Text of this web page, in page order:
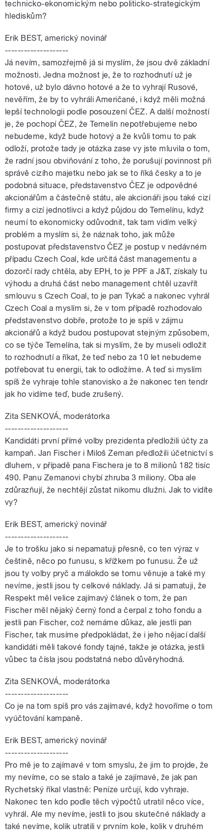
technicko-ekonomickým nebo politicko-strategickým
hlediskům?
Erik BEST, americký novinář
--------------------
Já nevím, samozřejmě já si myslím, že jsou dvě základní
možnosti. Jedna možnost je, že to rozhodnutí už je
hotové, už bylo dávno hotové a že to vyhrají Rusové,
nevěřím, že by to vyhráli Američané, i když měli možná
lepší technologii podle posouzení ČEZ. A další možností
je, že pochopí ČEZ, že Temelín nepotřebujeme nebo
nebudeme, když bude hotový a že kvůli tomu to pak
odloží, protože tady je otázka zase vy jste mluvila o tom,
že radní jsou obviňování z toho, že porušují povinnost při
správě cizího majetku nebo jak se to říká česky a to je
podobná situace, představenstvo ČEZ je odpovědné
akcionářům a částečně státu, ale akcionáři jsou také cizí
firmy a cizí jednotlivci a když půjdou do Temelínu, když
neumí to ekonomicky odůvodnit, tak tam vidím velký
problém a myslím si, že náznak toho, jak může
postupovat představenstvo ČEZ je postup v nedávném
případu Czech Coal, kde určitá část managementu a
dozorčí rady chtěla, aby EPH, to je PPF a J&T, získaly tu
výhodu a druhá část nebo management chtěl uzavřít
smlouvu s Czech Coal, to je pan Tykač a nakonec vyhrál
Czech Coal a myslím si, že v tom případě rozhodovalo
představenstvo dobře, protože to je spíš v zájmu
akcionářů a když budou postupovat stejným způsobem,
co se týče Temelína, tak si myslím, že by museli odložit
to rozhodnutí a říkat, že teď nebo za 10 let nebudeme
potřebovat tu energii, tak to odložíme. A teď si myslím
spíš že vyhraje tohle stanovisko a že nakonec ten tendr
jak ho vidíme teď, bude zrušený.
Zita SENKOVÁ, moderátorka
--------------------
Kandidáti první přímé volby prezidenta předložili účty za
kampaň. Jan Fischer i Miloš Zeman předložili účetnictví s
dluhem, v případě pana Fischera je to 8 milionů 182 tisíc
490. Panu Zemanovi chybí zhruba 3 miliony. Oba ale
zdůrazňují, že nechtějí zůstat nikomu dlužni. Jak to vidíte
vy?
Erik BEST, americký novinář
--------------------
Je to trošku jako si nepamatuji přesně, co ten výraz v
češtině, něco po funusu, s křížkem po funusu. Že už
jsou ty volby pryč a málokdo se tomu věnuje a také my
nevíme, jestli jsou ty celkové náklady. Já si pamatuji, že
Respekt měl velice zajímavý článek o tom, že pan
Fischer měl nějaký černý fond a čerpal z toho fondu a
jestli pan Fischer, což nemáme důkaz, ale jestli pan
Fischer, tak musíme předpokládat, že i jeho nějací další
kandidáti měli takové fondy tajné, takže je otázka, jestli
vůbec ta čísla jsou podstatná nebo důvěryhodná.
Zita SENKOVÁ, moderátorka
--------------------
Co je na tom spíš pro vás zajímavé, když hovoříme o tom
vyúčtování kampaně.
Erik BEST, americký novinář
--------------------
Pro mě je to zajímavé v tom smyslu, že jim to projde, že
my nevíme, co se stalo a také je zajímavé, že jak pan
Rychetský říkal vlastně: Peníze určují, kdo vyhraje.
Nakonec ten kdo podle těch výpočtů utratil něco více,
vyhrál. Ale my nevíme, jestli to jsou skutečné náklady a
také nevíme, kolik utratili v prvním kole, kolik v druhém